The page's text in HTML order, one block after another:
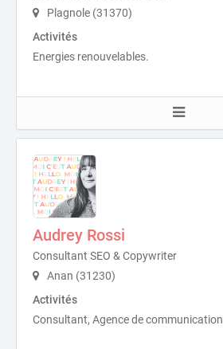
Plagnole (31370)
Activités
Energies renouvelables.
Audrey Rossi
Consultant SEO & Copywriter
Anan (31230)
Activités
Consultant, Agence de